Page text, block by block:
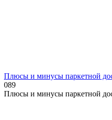
Плюсы и минусы паркетной
089
Плюсы и минусы паркетной